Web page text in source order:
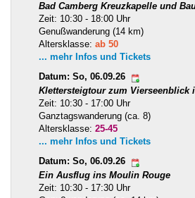
Bad Camberg Kreuzkapelle und
Zeit: 10:30 - 18:00 Uhr
Genußwanderung (14 km)
Altersklasse: ab 50
... mehr Infos und Tickets
Datum: So, 06.09.26
Klettersteigtour zum Vierseenblick
Zeit: 10:30 - 17:00 Uhr
Ganztagswanderung (ca. 8)
Altersklasse: 25-45
... mehr Infos und Tickets
Datum: So, 06.09.26
Ein Ausflug ins Moulin Rouge
Zeit: 10:30 - 17:30 Uhr